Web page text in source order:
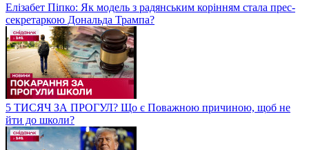
Елізабет Піпко: Як модель з радянським корінням стала прес-
секретаркою Дональда Трампа?
5 ТИСЯЧ ЗА ПРОГУЛ? Що є Поважною причиною, щоб не
йти до школи?